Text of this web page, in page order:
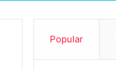
Popular